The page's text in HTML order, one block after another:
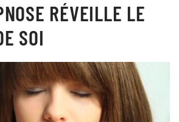
RÉVEILLE LE
SOI